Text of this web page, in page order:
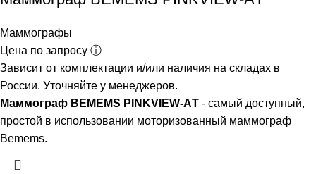
Маммографы
Цена по запросу ⓘ
Зависит от комплектации и/или наличия на складах в
России. Уточняйте у менеджеров.
Маммограф BEMEMS PINKVIEW-АT - самый доступный,
простой в использовании моторизованный маммограф
Bemems.